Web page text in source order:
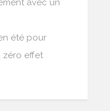
avec un
été pour
zéro effet